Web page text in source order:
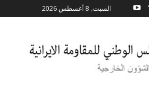
السبت, 8 أغسطس 2026